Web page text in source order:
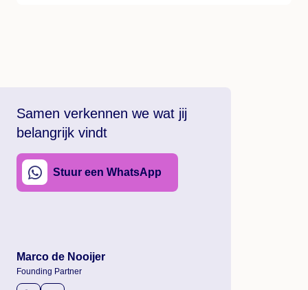
Samen verkennen we wat jij
belangrijk vindt
Stuur een WhatsApp
Marco de Nooijer
Founding Partner